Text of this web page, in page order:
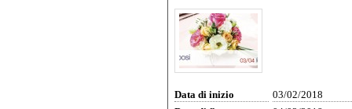
Data di inizio
03/02/2018